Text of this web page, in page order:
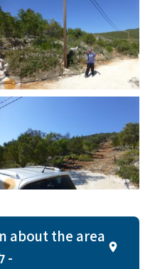
about the area
-